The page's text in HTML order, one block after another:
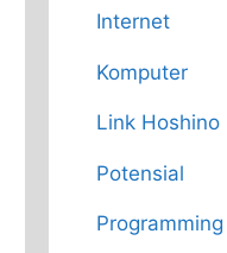
Internet
Komputer
Link Hoshino
Potensial
Programming